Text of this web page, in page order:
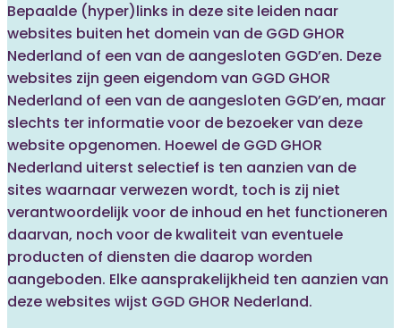
Bepaalde (hyper)links in deze site leiden naar
websites buiten het domein van de GGD GHOR
Nederland of een van de aangesloten GGD’en. Deze
websites zijn geen eigendom van GGD GHOR
Nederland of een van de aangesloten GGD’en, maar
slechts ter informatie voor de bezoeker van deze
website opgenomen. Hoewel de GGD GHOR
Nederland uiterst selectief is ten aanzien van de
sites waarnaar verwezen wordt, toch is zij niet
verantwoordelijk voor de inhoud en het functioneren
daarvan, noch voor de kwaliteit van eventuele
producten of diensten die daarop worden
aangeboden. Elke aansprakelijkheid ten aanzien van
deze websites wijst GGD GHOR Nederland.